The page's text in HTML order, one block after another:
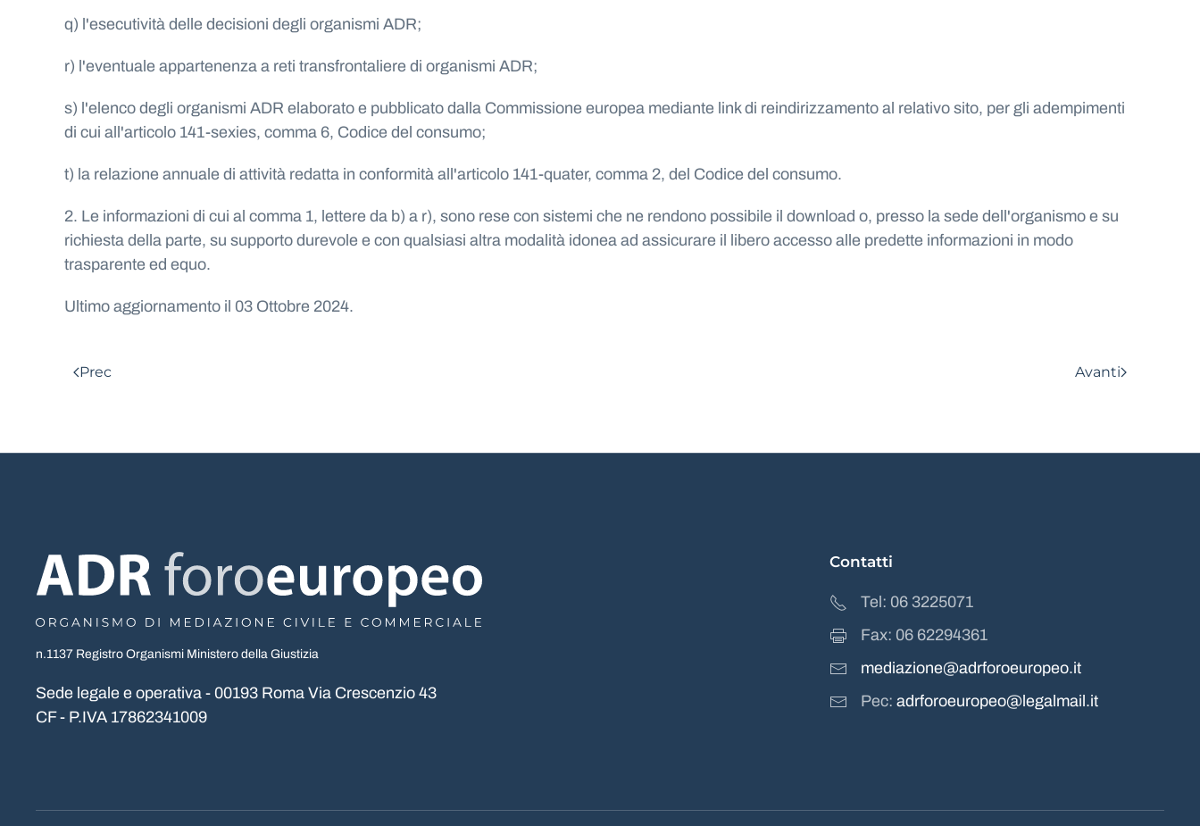
q) l'esecutività delle decisioni degli organismi ADR;
r) l'eventuale appartenenza a reti transfrontaliere di organismi ADR;
s) l'elenco degli organismi ADR elaborato e pubblicato dalla Commissione europea mediante link di reindirizzamento al relativo sito, per gli adempimenti
di cui all'articolo 141-sexies, comma 6, Codice del consumo;
t) la relazione annuale di attività redatta in conformità all'articolo 141-quater, comma 2, del Codice del consumo.
2. Le informazioni di cui al comma 1, lettere da b) a r), sono rese con sistemi che ne rendono possibile il download o, presso la sede dell'organismo e su
richiesta della parte, su supporto durevole e con qualsiasi altra modalità idonea ad assicurare il libero accesso alle predette informazioni in modo
trasparente ed equo.
Ultimo aggiornamento il 03 Ottobre 2024.
Prec Avanti
n.1137 Registro Organismi Ministero della Giustizia
Sede legale e operativa - 00193 Roma Via Crescenzio 43
CF - P.IVA 17862341009
Contatti
Tel: 06 3225071
Fax: 06 62294361
mediazione@adrforoeuropeo.it
Pec:adrforoeuropeo@legalmail.it